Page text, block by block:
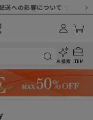
スケジュールについて
送への影響について
（電子化）のお知らせ
伴う配送への影響について
注意ください
合に関しまして
に関しまして
ご注意ください
AI検索 ITEM